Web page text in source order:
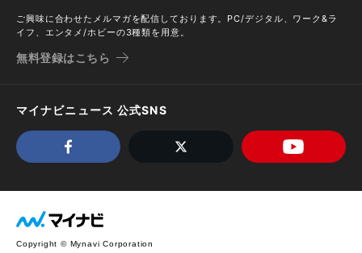
ご興味に合わせたメルマガを配信しております。PC/デジタル、ワーク&ラ
イフ、エンタメ/ホビーの3種類を用意。
無料登録はこちら
マイナビニュース 公式SNS
Copyright © Mynavi Corporation